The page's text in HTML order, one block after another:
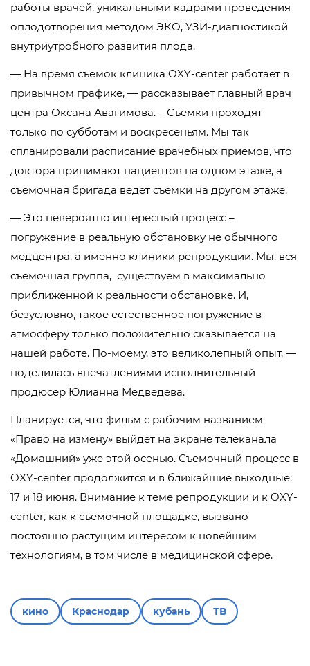
работы врачей, уникальными кадрами проведения
оплодотворения методом ЭКО, УЗИ-диагностикой
внутриутробного развития плода.
— На время съемок клиника OXY-center работает в
привычном графике, — рассказывает главный врач
центра Оксана Авагимова. – Съемки проходят
только по субботам и воскресеньям. Мы так
спланировали расписание врачебных приемов, что
доктора принимают пациентов на одном этаже, а
съемочная бригада ведет съемки на другом этаже.
— Это невероятно интересный процесс –
погружение в реальную обстановку не обычного
медцентра, а именно клиники репродукции. Мы, вся
съемочная группа, существуем в максимально
приближенной к реальности обстановке. И,
безусловно, такое естественное погружение в
атмосферу только положительно сказывается на
нашей работе. По-моему, это великолепный опыт, —
поделилась впечатлениями исполнительный
продюсер Юлианна Медведева.
Планируется, что фильм с рабочим названием
«Право на измену» выйдет на экране телеканала
«Домашний» уже этой осенью. Съемочный процесс в
OXY-center продолжится и в ближайшие выходные:
17 и 18 июня. Внимание к теме репродукции и к OXY-
center, как к съемочной площадке, вызвано
постоянно растущим интересом к новейшим
технологиям, в том числе в медицинской сфере.
кино Краснодар кубань ТВ